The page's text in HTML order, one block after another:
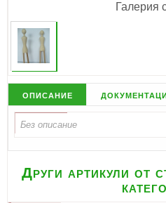
Галерия
описание
Други артикули от